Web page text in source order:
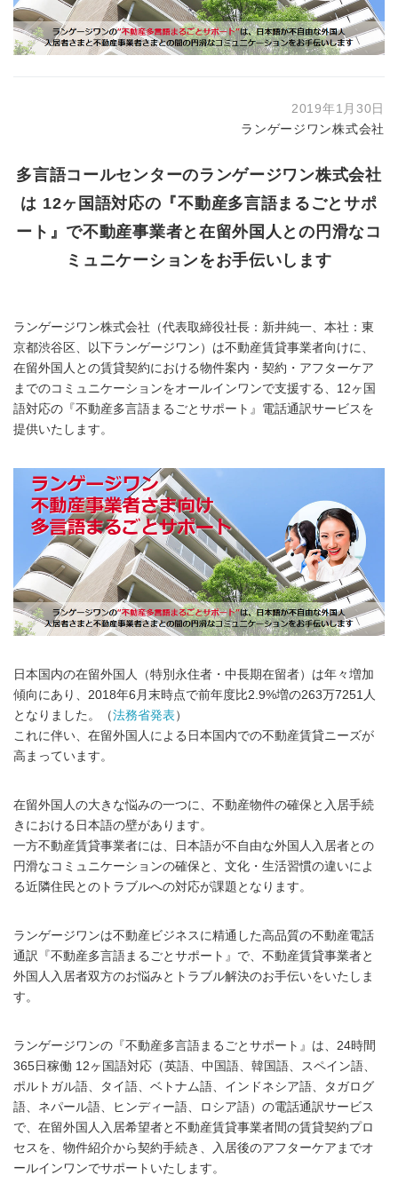
2019年1月30日
ランゲージワン株式会社
多言語コールセンターのランゲージワン株式会社
は 12ヶ国語対応の『不動産多言語まるごとサポ
ート』で不動産事業者と在留外国人との円滑なコ
ミュニケーションをお手伝いします
ランゲージワン株式会社（代表取締役社長：新井純一、本社：東
京都渋谷区、以下ランゲージワン）は不動産賃貸事業者向けに、
在留外国人との賃貸契約における物件案内・契約・アフターケア
までのコミュニケーションをオールインワンで支援する、12ヶ国
語対応の『不動産多言語まるごとサポート』電話通訳サービスを
提供いたします。
日本国内の在留外国人（特別永住者・中長期在留者）は年々増加
傾向にあり、2018年6月末時点で前年度比2.9%増の263万7251人
となりました。（法務省発表 ）
これに伴い、在留外国人による日本国内での不動産賃貸ニーズが
高まっています。
在留外国人の大きな悩みの一つに、不動産物件の確保と入居手続
きにおける日本語の壁があります。
一方不動産賃貸事業者には、日本語が不自由な外国人入居者との
円滑なコミュニケーションの確保と、文化・生活習慣の違いによ
る近隣住民とのトラブルへの対応が課題となります。
ランゲージワンは不動産ビジネスに精通した高品質の不動産電話
通訳『不動産多言語まるごとサポート』で、不動産賃貸事業者と
外国人入居者双方のお悩みとトラブル解決のお手伝いをいたしま
す。
ランゲージワンの『不動産多言語まるごとサポート』は、24時間
365日稼働 12ヶ国語対応（英語、中国語、韓国語、スペイン語、
ポルトガル語、タイ語、ベトナム語、インドネシア語、タガログ
語、ネパール語、ヒンディー語、ロシア語）の電話通訳サービス
で、在留外国人入居希望者と不動産賃貸事業者間の賃貸契約プロ
セスを、物件紹介から契約手続き、入居後のアフターケアまでオ
ールインワンでサポートいたします。